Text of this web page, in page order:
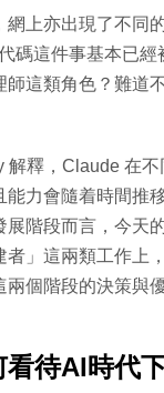
網上亦出現了不同
碼這件事基本已經
師這類角色？難道
解釋，Claude 在
能力會隨着時間推
展階段而言，今天
者」這兩類工作上
兩個階段的決策與
待AI時代